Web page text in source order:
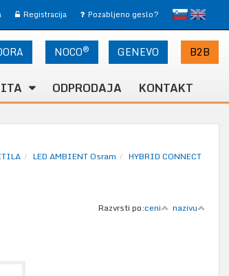
slovensko
English
Registracija Pozabljeno geslo?
NOCO® GENEVO B2B
ODPRODAJA KONTAKT
LED AMBIENT Osram HYBRID CONNECT
Razvrsti po:ceni nazivu